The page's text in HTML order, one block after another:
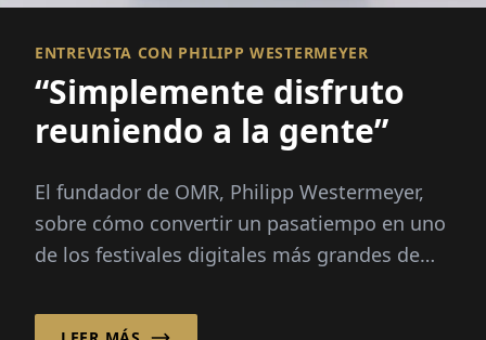
ENTREVISTA CON PHILIPP WESTERMEYER
“Simplemente disfruto
reuniendo a la gente”
El fundador de OMR, Philipp Westermeyer,
sobre cómo convertir un pasatiempo en uno
de los festivales digitales más grandes de
guía, sin un gran plan.